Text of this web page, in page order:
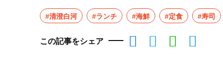
#清澄白河 #ランチ #海鮮 #定食 #寿司
この記事をシェア